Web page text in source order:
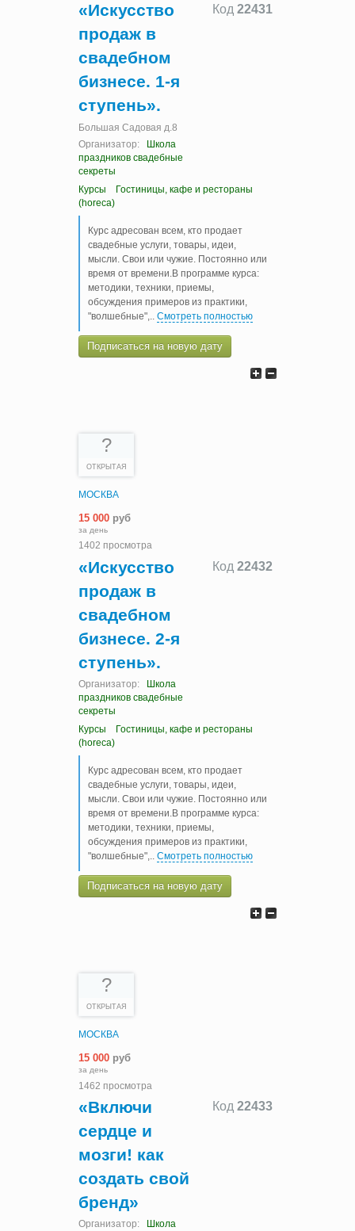
Код 22431
«Искусство
продаж в
свадебном
бизнесе. 1-я
ступень».
Большая Садовая д.8
Организатор:
Школа
праздников свадебные
секреты
Курсы
Гостиницы, кафе и рестораны
(horeca)
Курс адресован всем, кто продает
свадебные услуги, товары, идеи,
мысли. Свои или чужие. Постоянно или
время от времени.В программе курса:
методики, техники, приемы,
обсуждения примеров из практики,
"волшебные",.. Смотреть полностью
Подписаться на новую дату
?
ОТКРЫТАЯ
МОСКВА
15 000 руб
за день
1402 просмотра
Код 22432
«Искусство
продаж в
свадебном
бизнесе. 2-я
ступень».
Организатор:
Школа
праздников свадебные
секреты
Курсы
Гостиницы, кафе и рестораны
(horeca)
Курс адресован всем, кто продает
свадебные услуги, товары, идеи,
мысли. Свои или чужие. Постоянно или
время от времени.В программе курса:
методики, техники, приемы,
обсуждения примеров из практики,
"волшебные",.. Смотреть полностью
Подписаться на новую дату
?
ОТКРЫТАЯ
МОСКВА
15 000 руб
за день
1462 просмотра
Код 22433
«Включи
сердце и
мозги! как
создать свой
бренд»
Организатор:
Школа